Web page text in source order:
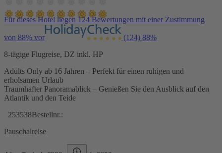
Für dieses Hotel liegen 124 Bewertungen mit einer Zustimmung
von 88% vor (124) 88%
8-tägige Flugreise, DZ inkl. HP
Adults Only ab 16 Jahren – Perfekt für einen ruhigen und
erholsamen Urlaub
Traumhafter Panoramablick – Genießen Sie den Ausblick auf den
Atlantik und den Teide
253538Bestellnr.:
Pauschalreise